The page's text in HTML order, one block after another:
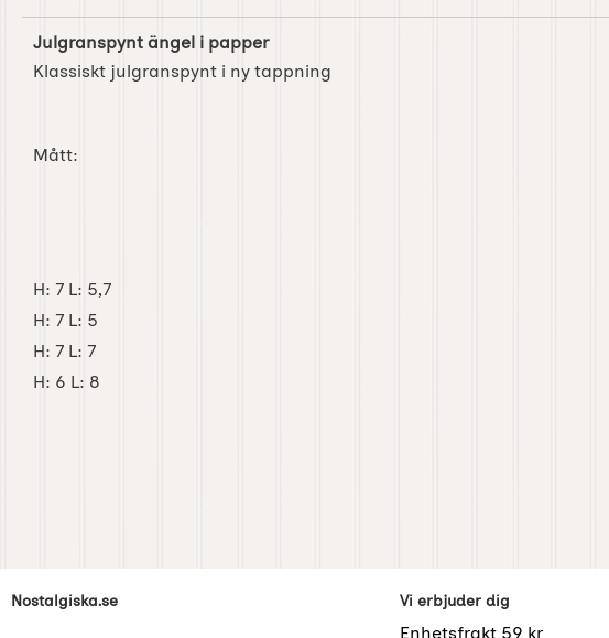
Julgranspynt ängel i papper
Klassiskt julgranspynt i ny tappning
Mått:
H: 7 L: 5,7
H: 7 L: 5
H: 7 L: 7
H: 6 L: 8
Sidfot Blandad info och länkar
Nostalgiska.se Vi erbjuder dig
Enhetsfrakt 59 kr